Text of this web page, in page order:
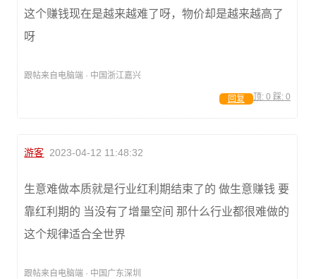
这个赚钱现在是越来越难了呀，物价却是越来越高了
呀
跟帖来自电脑端 · 中国浙江嘉兴
顶: 0 踩: 0
回复
游客 2023-04-12 11:48:32
生意难做本质就是行业红利期结束了的 做生意赚钱 要
靠红利期的 当没有了增量空间 那什么行业都很难做的
这个规律适合全世界
跟帖来自电脑端 · 中国广东深圳